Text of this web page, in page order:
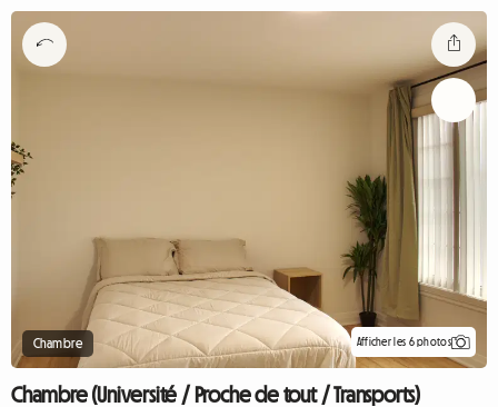
Chambre Afficher les 6 photos
Chambre (Université / Proche de tout / Transports)